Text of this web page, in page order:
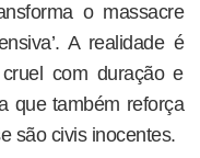
o massacre
A realidade é
com duração e
que também reforça
são civis inocentes.